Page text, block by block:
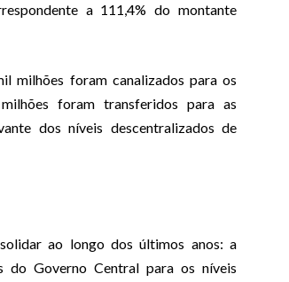
a 111,4% do montante
milhões foram canalizados para os
foram transferidos para as
dos níveis descentralizados de
ao longo dos últimos anos: a
do Governo Central para os níveis